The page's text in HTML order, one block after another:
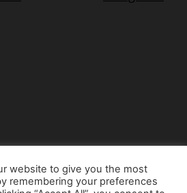
website to give you the most
remembering your preferences